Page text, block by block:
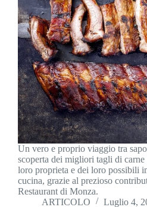
Un vero e proprio viaggio tra
scoperta dei migliori tagli di carne
loro proprieta e dei loro possibili
cucina, grazie al prezioso
Restaurant di Monza.
ARTICOLO
Luglio 4,